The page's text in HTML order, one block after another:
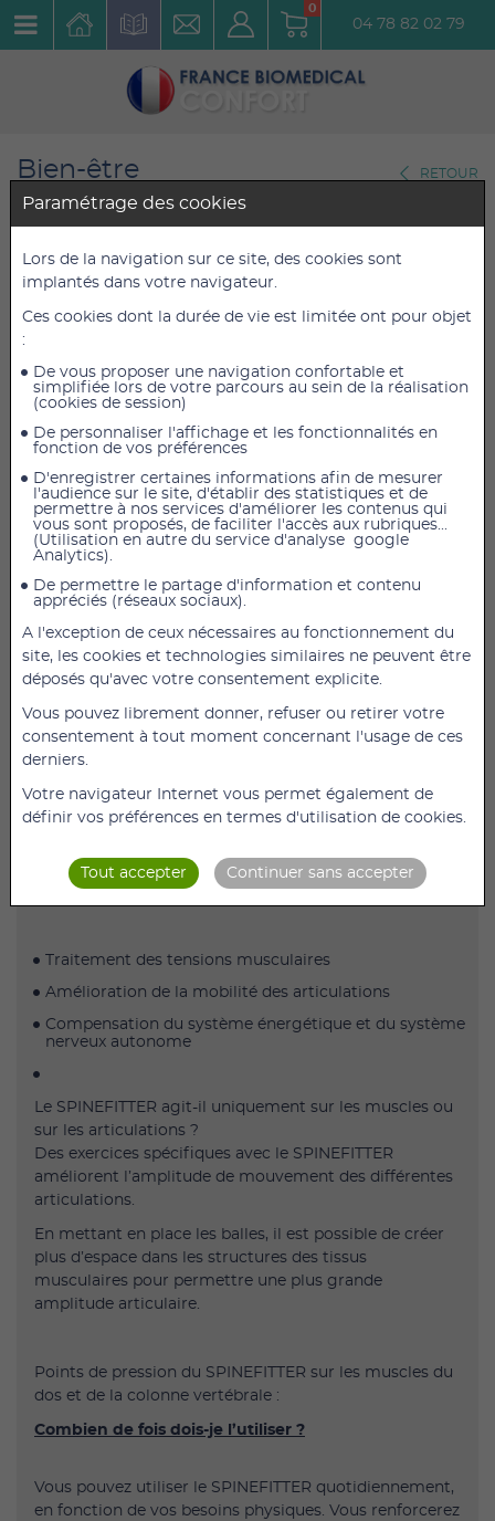
0
04 78 82 02 79
Bien-être
Spinefitter
RETOUR
SPINEFITTER by SISSEL Bleu
Réf. : 20510
107,08 €HT 107,08 €
Le SPINEFITTER by SISSEL est unoutil très efficace
pour mobiliser la colonne vertébrale et libérer les
tensions.
Composé de 28 balles positionnées sur deux rangées
effet stimulant grâce à une pression profonde exercée
sur l'ensemble de la musculature des 2 côtés de la
colonne vertébrale.
Des exercices spécifiques réalisés avec le SPINEFITTER
améliorent l'amplitude des mouvements. Livré avec
une sangle de transport.
musculaires et améliorer la mobilité des articulations :
Quels sont les principaux effets du SPINEFITTER ?
Traitement des tensions musculaires
Amélioration de la mobilité des articulations
Compensation du système énergétique et du système
nerveux autonome
Le SPINEFITTER agit-il uniquement sur les muscles ou
sur les articulations ?
Des exercices spécifiques avec le SPINEFITTER
améliorent l’amplitude de mouvement des différentes
articulations.
En mettant en place les balles, il est possible de créer
plus d’espace dans les structures des tissus
musculaires pour permettre une plus grande
amplitude articulaire.
Points de pression du SPINEFITTER sur les muscles du
dos et de la colonne vertébrale :
Combien de fois dois-je l’utiliser ?
Vous pouvez utiliser le SPINEFITTER quotidiennement,
en fonction de vos besoins physiques. Vous renforcerez
Paramétrage des cookies
Lors de la navigation sur ce site, des cookies sont
implantés dans votre navigateur.
Ces cookies dont la durée de vie est limitée ont pour objet
:
De vous proposer une navigation confortable et
simplifiée lors de votre parcours au sein de la réalisation
(cookies de session)
De personnaliser l'affichage et les fonctionnalités en
fonction de vos préférences
D'enregistrer certaines informations afin de mesurer
l'audience sur le site, d'établir des statistiques et de
permettre à nos services d'améliorer les contenus qui
vous sont proposés, de faciliter l'accès aux rubriques...
(Utilisation en autre du service d'analyse google
Analytics).
De permettre le partage d'information et contenu
appréciés (réseaux sociaux).
A l'exception de ceux nécessaires au fonctionnement du
site, les cookies et technologies similaires ne peuvent être
déposés qu'avec votre consentement explicite.
Vous pouvez librement donner, refuser ou retirer votre
consentement à tout moment concernant l'usage de ces
derniers.
Votre navigateur Internet vous permet également de
définir vos préférences en termes d'utilisation de cookies.
Tout accepter Continuer sans accepter